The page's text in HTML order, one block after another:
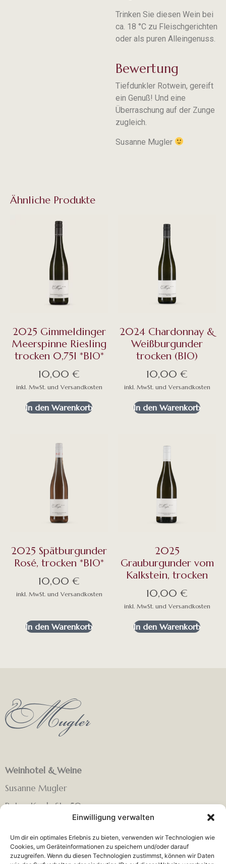
Einwilligung verwalten
Um dir ein optimales Erlebnis zu bieten, verwenden wir Technologien wie
Cookies, um Geräteinformationen zu speichern und/oder darauf
zuzugreifen. Wenn du diesen Technologien zustimmst, können wir Daten
Trinken Sie diesen Wein bei
ca. 18 °C zu Fleischgerichten
oder als puren Alleingenuss.
Bewertung
Tiefdunkler Rotwein, gereift
ein Genuß! Und eine
Überraschung auf der Zunge
zugleich.
Susanne Mugler
Ähnliche Produkte
2025 Gimmeldinger
Meerspinne Riesling
trocken 0,75l *BIO*
10,00 €
In den Warenkorb
2024 Chardonnay &
Weißburgunder
trocken (BIO)
10,00 €
In den Warenkorb
2025 Spätburgunder
Rosé, trocken *BIO*
10,00 €
In den Warenkorb
2025
Grauburgunder vom
Kalkstein, trocken
10,00 €
In den Warenkorb
Weinhotel & Weine
Susanne Mugler
Peter-Koch-Str. 50
67435 Neustadt Gimmeldingen (Pfalz)
Telefon: 06321 66062
E-Mail:in**@************er.de